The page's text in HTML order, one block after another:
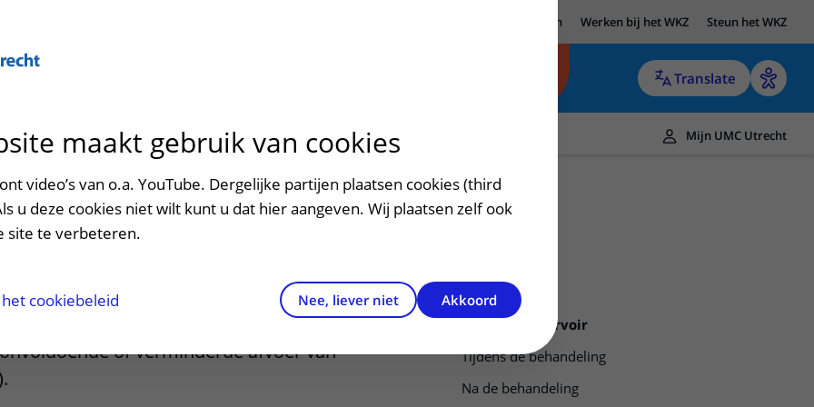
Research Werken bij het WKZ Steun het WKZ
Translate
met kinderen en ouders
en rechten
en route
en route
plattegrond
Mijn UMC Utrecht
reservoir
Rickham reservoir
Tijdens de behandeling
Na de behandeling
een Rickham reservoir bij uw baby
of verminderde afvoer van
maakt gebruik van cookies
video’s van o.a. YouTube. Dergelijke partijen plaatsen cookies (third
u deze cookies niet wilt kunt u dat hier aangeven. Wij plaatsen zelf ook
site te verbeteren.
cookiebeleid Nee, liever niet Akkoord